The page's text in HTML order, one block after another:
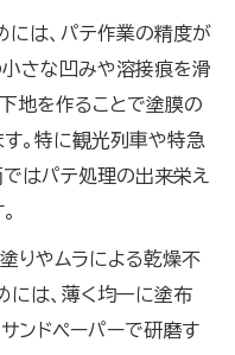
は、パテ作業の精度が
さな凹みや溶接痕を滑
地を作ることで塗膜の
。特に観光列車や特急
はパテ処理の出来栄え
りやムラによる乾燥不
には、薄く均一に塗布
ンドペーパーで研磨す